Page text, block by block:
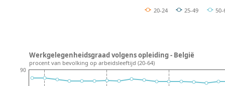
20-24 25-49
90
Werkgelegenheidsgraad volgens opleiding - België
procent van bevolking op arbeidsleeftijd (20-64)